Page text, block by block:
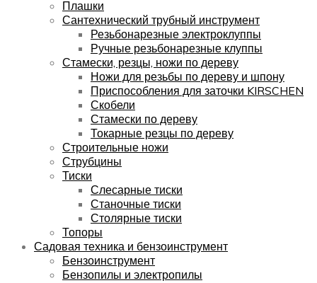
Плашки
Сантехнический трубный инструмент
Резьбонарезные электроклуппы
Ручные резьбонарезные клуппы
Стамески, резцы, ножи по дереву
Ножи для резьбы по дереву и шпону
Приспособления для заточки KIRSCHEN
Скобели
Стамески по дереву
Токарные резцы по дереву
Строительные ножи
Струбцины
Тиски
Слесарные тиски
Станочные тиски
Столярные тиски
Топоры
Садовая техника и бензоинструмент
Бензоинструмент
Бензопилы и электропилы